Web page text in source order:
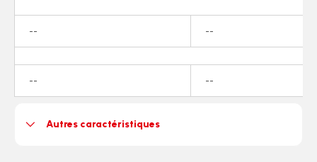
-- --
-- --
Autres caractéristiques